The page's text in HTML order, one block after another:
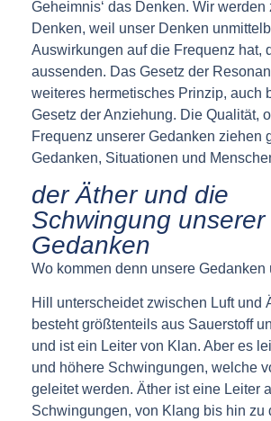
Geheimnis‘ das Denken. Wir
Denken, weil unser Denken
Auswirkungen auf die Frequenz hat,
aussenden. Das Gesetz der
weiteres hermetisches Prinzip, auch
Gesetz der Anziehung. Die Qualität,
Frequenz unserer Gedanken ziehen
Gedanken, Situationen und
der Äther und die
Schwingung unserer
Gedanken
Wo kommen denn unsere Gedanken
Hill unterscheidet zwischen Luft und
besteht größtenteils aus Sauerstoff
und ist ein Leiter von Klan. Aber es
und höhere Schwingungen, welche
geleitet werden. Äther ist eine Leiter
Schwingungen, von Klang bis hin zu